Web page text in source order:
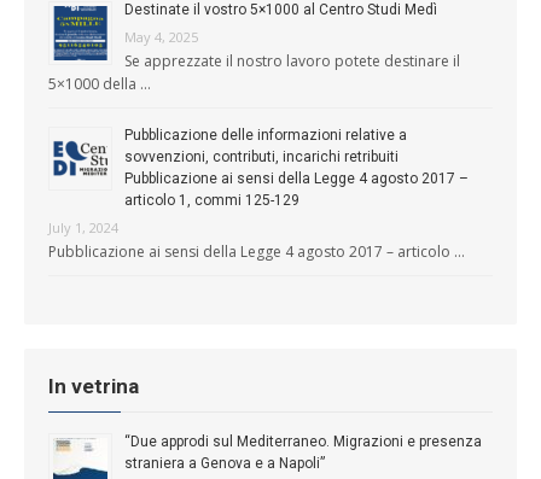
Destinate il vostro 5×1000 al Centro Studi Medì
May 4, 2025
Se apprezzate il nostro lavoro potete destinare il
5×1000 della …
Pubblicazione delle informazioni relative a
sovvenzioni, contributi, incarichi retribuiti
Pubblicazione ai sensi della Legge 4 agosto 2017 –
articolo 1, commi 125-129
July 1, 2024
Pubblicazione ai sensi della Legge 4 agosto 2017 – articolo …
In vetrina
“Due approdi sul Mediterraneo. Migrazioni e presenza
straniera a Genova e a Napoli”